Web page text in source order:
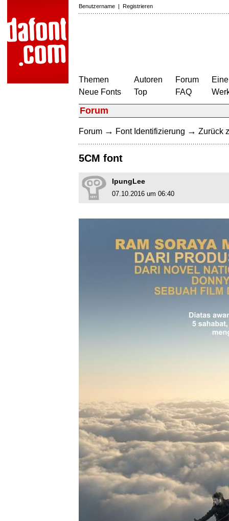
Benutzername | Registrieren
Themen
Neue Fonts
Autoren
Top
Forum
FAQ
Forum
Forum → Font Identifizierung → Zurück
5CM font
IpungLee
07.10.2016 um 06:40